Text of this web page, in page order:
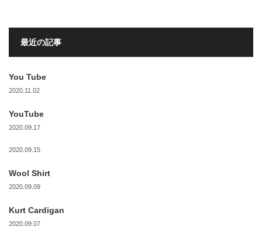
最近の記事
You Tube
2020.11.02
YouTube
2020.09.17
2020.09.15
Wool Shirt
2020.09.09
Kurt Cardigan
2020.09.07